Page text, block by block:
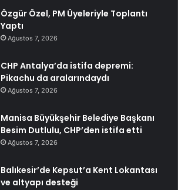
Özgür Özel, PM Üyeleriyle Toplantı
Yaptı
Ağustos 7, 2026
CHP Antalya’da istifa depremi:
Pikachu da aralarındaydı
Ağustos 7, 2026
Manisa Büyükşehir Belediye Başkanı
Besim Dutlulu, CHP’den istifa etti
Ağustos 7, 2026
Balıkesir’de Kepsut’a Kent Lokantası
ve altyapı desteği